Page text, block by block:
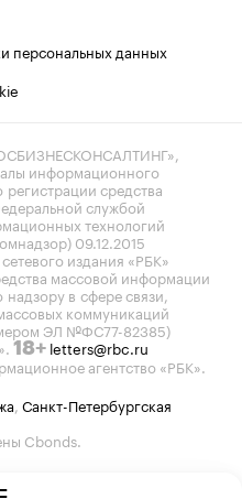
персональных данных
информационного
регистрации средства
службой
технологий
09.12.2015
издания «РБК»
массовой информации
в сфере связи,
коммуникаций
ЭЛ №ФС77-82385)
18+ letters@rbc.ru
агентство «РБК».
, Санкт-Петербургская
Cbonds.